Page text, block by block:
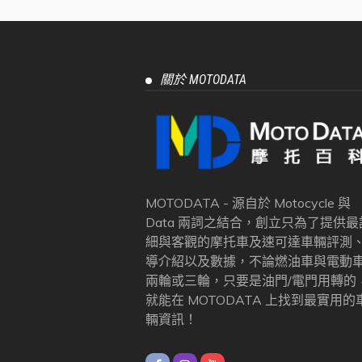
關於 MOTODATA
MOTODATA - 源自於 Motocycle 與
Data 兩詞之結合，創立只為了提供最
細與客觀的摩托車及速可達車輛評測
導介紹以及數據，不論燃油車與電動
兩輪或三輪，只要是油門/電門用轉的
就能在 MOTODATA 上找到最實用的
輛資訊！